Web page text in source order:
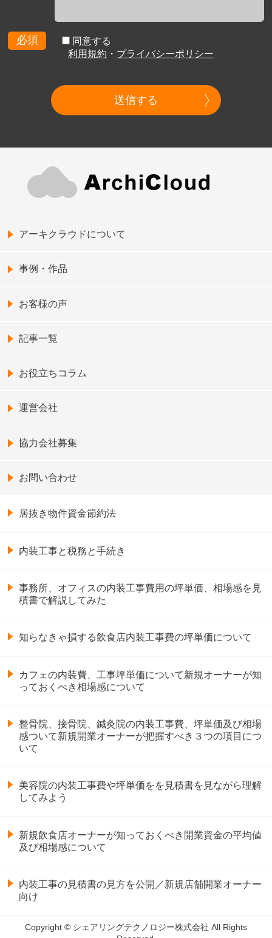
必須
同意する
利用規約 ・ プライバシーポリシー
送信する
アーキクラウドについて
事例・作品
お客様の声
記事一覧
お役立ちコラム
運営会社
協力会社募集
お問い合わせ
居抜き物件資金節約法
内装工事と税務と手続き
事務所、オフィスの内装工事費用の坪単価、相場感を見
積書で解説してみた
知らなきゃ損する飲食店内装工事費の坪単価について
カフェの内装費、工事坪単価について新規オーナーが知
っておくべき相場感について
整骨院、接骨院、鍼灸院の内装工事費、坪単価及び相場
感ついて新規開業オーナーが把握すべき３つの項目につ
いて
美容院の内装工事費や坪単価をを見積書を見ながら理解
してみよう
新規飲食店オーナーが知っておくべき開業資金の平均値
及び相場感について
内装工事の見積書の見方を公開／新規店舗開業オーナー
向け
Copyright © シェアリングテクノロジー株式会社 All Rights